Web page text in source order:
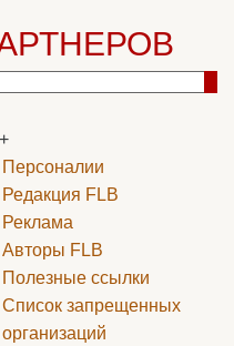
Персоналии
Редакция FLB
Реклама
Авторы FLB
Полезные ссылки
Список запрещенных
организаций